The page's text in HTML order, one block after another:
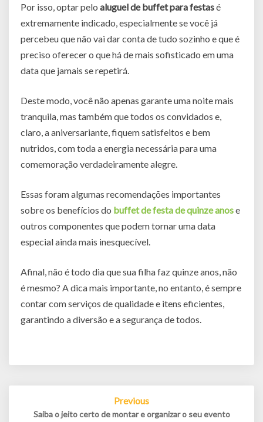
Por isso, optar pelo aluguel de buffet para festasé
extremamente indicado, especialmente se você já
percebeu que não vai dar conta de tudo sozinho e que é
preciso oferecer o que há de mais sofisticado em uma
data que jamais se repetirá.
Deste modo, você não apenas garante uma noite mais
tranquila, mas também que todos os convidados e,
claro, a aniversariante, fiquem satisfeitos e bem
nutridos, com toda a energia necessária para uma
comemoração verdadeiramente alegre.
Essas foram algumas recomendações importantes
sobre os benefícios do buffet de festa de quinze anose
outros componentes que podem tornar uma data
especial ainda mais inesquecível.
Afinal, não é todo dia que sua filha faz quinze anos, não
é mesmo? A dica mais importante, no entanto, é sempre
contar com serviços de qualidade e itens eficientes,
garantindo a diversão e a segurança de todos.
Previous
Saiba o jeito certo de montar e organizar o seu evento